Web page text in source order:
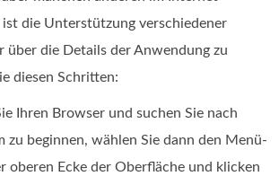
ist die Unterstützung verschiedener
über die Details der Anwendung zu
diesen Schritten:
Ihren Browser und suchen Sie nach
zu beginnen, wählen Sie dann den Menü-
oberen Ecke der Oberfläche und klicken